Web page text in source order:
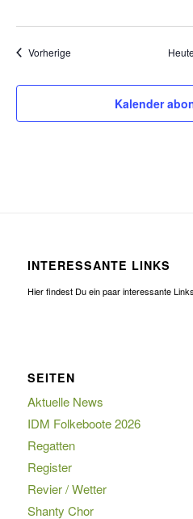
VorherigeVeranstaltungen Heute
Kalender
INTERESSANTE LINKS
Hier findest Du ein paar interessante
SEITEN
Aktuelle News
IDM Folkeboote 2026
Regatten
Register
Revier / Wetter
Shanty Chor